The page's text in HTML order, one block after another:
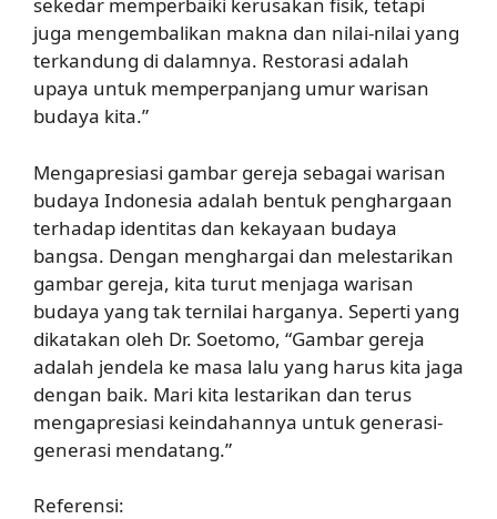
juga mengembalikan makna dan nilai-nilai yang
terkandung di dalamnya. Restorasi adalah
upaya untuk memperpanjang umur warisan
budaya kita.”
Mengapresiasi gambar gereja sebagai warisan
budaya Indonesia adalah bentuk penghargaan
terhadap identitas dan kekayaan budaya
bangsa. Dengan menghargai dan melestarikan
gambar gereja, kita turut menjaga warisan
budaya yang tak ternilai harganya. Seperti yang
dikatakan oleh Dr. Soetomo, “Gambar gereja
adalah jendela ke masa lalu yang harus kita jaga
dengan baik. Mari kita lestarikan dan terus
mengapresiasi keindahannya untuk generasi-
generasi mendatang.”
Referensi: